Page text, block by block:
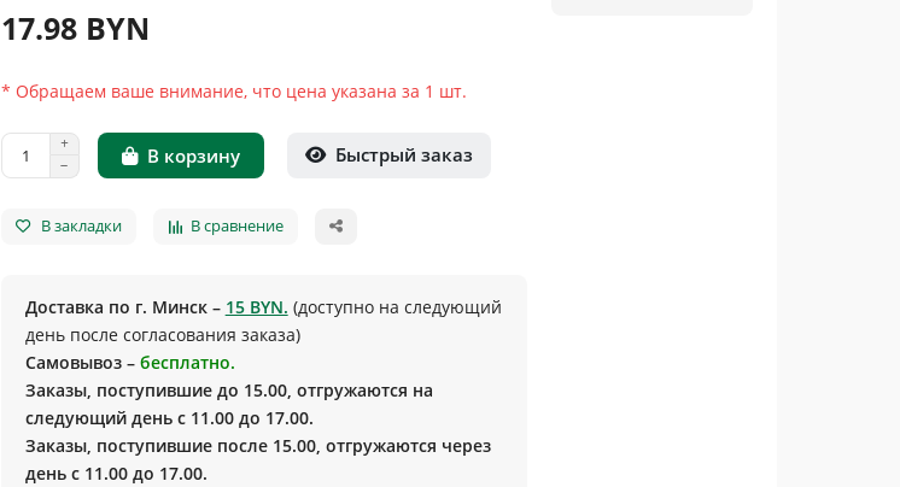
17.98 BYN
* Обращаем ваше внимание, что цена указана за 1 шт.
В корзину Быстрый заказ
В закладки В сравнение
Доставка по г. Минск – 15 BYN. (доступно на следующий
день после согласования заказа)
Самовывоз – бесплатно.
Заказы, поступившие до 15.00, отгружаются на
следующий день с 11.00 до 17.00.
Заказы, поступившие после 15.00, отгружаются через
день с 11.00 до 17.00.